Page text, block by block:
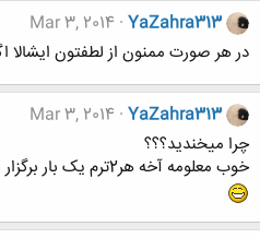
YaZahra313
Mar 3, 2014
در هر صورت ممنون از لطفتون ايشالا
YaZahra313
Mar 3, 2014
چرا ميخنديد؟؟؟
خوب معلومه آخه هر2ترم يک بار برگزار ميشه شماها که ايشالا ميريد ديگه